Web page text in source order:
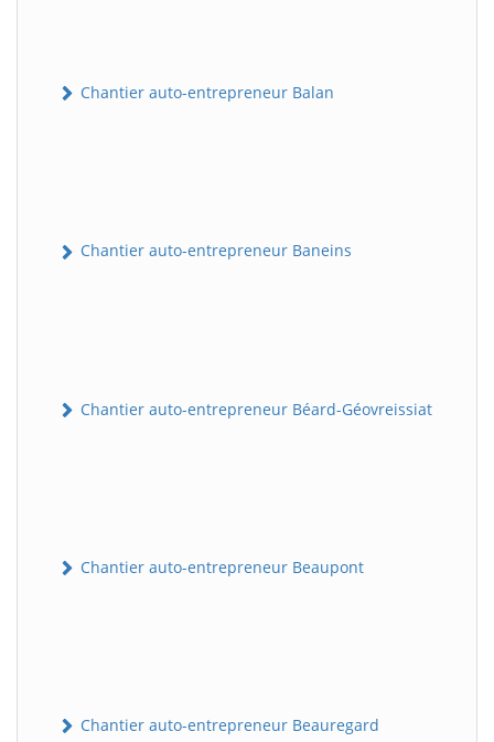
Chantier auto-entrepreneur Balan
Chantier auto-entrepreneur Baneins
Chantier auto-entrepreneur Béard-Géovreissiat
Chantier auto-entrepreneur Beaupont
Chantier auto-entrepreneur Beauregard